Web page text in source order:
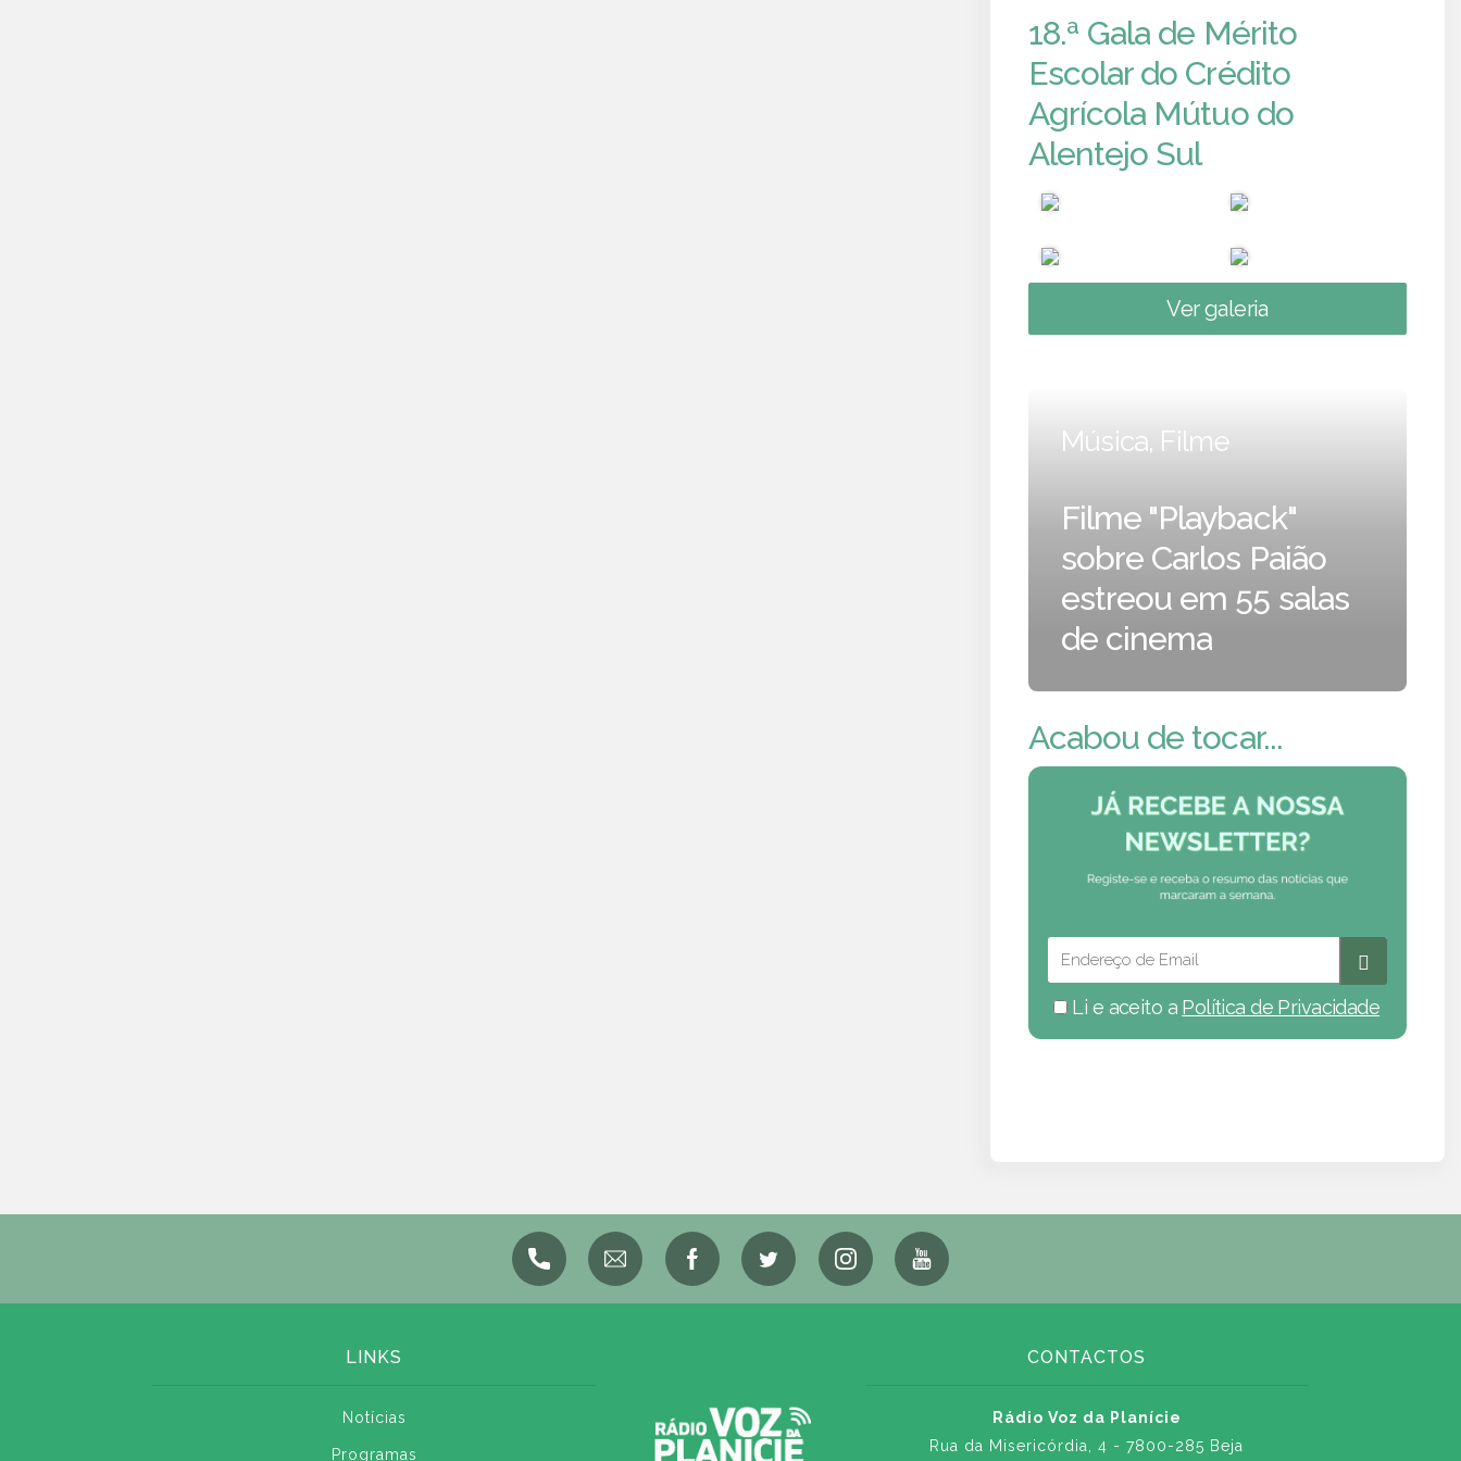
18.ª Gala de Mérito
Escolar do Crédito
Agrícola Mútuo do
Alentejo Sul
Ver galeria
Música, Filme
Filme "Playback"
sobre Carlos Paião
estreou em 55 salas
de cinema
Acabou de tocar...
Li e aceito a Política de Privacidade
LINKS
Notícias
Programas
CONTACTOS
Rádio Voz da Planície
Rua da Misericórdia, 4 - 7800-285 Beja